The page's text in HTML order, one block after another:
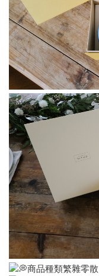
商品種類繁雜零散